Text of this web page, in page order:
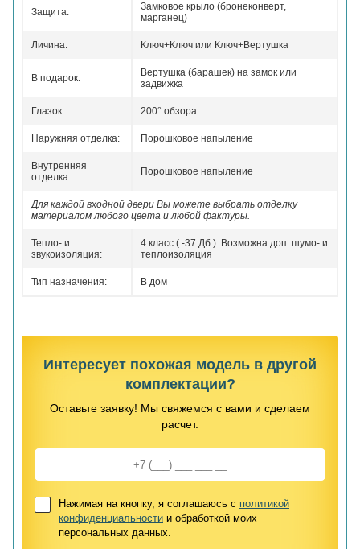
Защита:
Замковое крыло (бронеконверт,
марганец)
Личина: Ключ+Ключ или Ключ+Вертушка
В подарок:
Вертушка (барашек) на замок или
задвижка
Глазок: 200° обзора
Наружняя отделка: Порошковое напыление
Внутренняя
отделка:
Порошковое напыление
Для каждой входной двери Вы можете выбрать отделку
материалом любого цвета и любой фактуры.
Тепло- и
звукоизоляция:
4 класс ( -37 Дб ). Возможна доп. шумо- и
теплоизоляция
Тип назначения: В дом
Интересует похожая модель в другой
комплектации?
Оставьте заявку! Мы свяжемся с вами и сделаем
расчет.
Нажимая на кнопку, я соглашаюсь с политикой
конфиденциальности и обработкой моих
персональных данных.